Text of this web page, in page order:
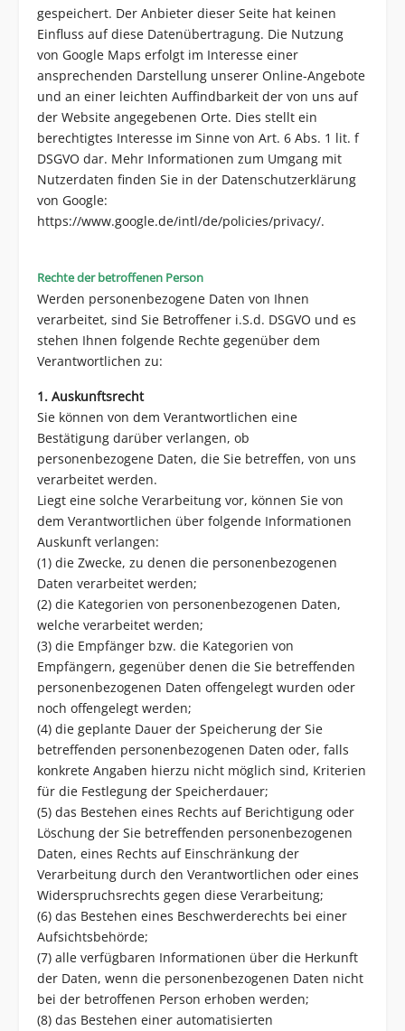
gespeichert. Der Anbieter dieser Seite hat keinen
Einfluss auf diese Datenübertragung. Die Nutzung
von Google Maps erfolgt im Interesse einer
ansprechenden Darstellung unserer Online-Angebote
und an einer leichten Auffindbarkeit der von uns auf
der Website angegebenen Orte. Dies stellt ein
berechtigtes Interesse im Sinne von Art. 6 Abs. 1 lit. f
DSGVO dar. Mehr Informationen zum Umgang mit
Nutzerdaten finden Sie in der Datenschutzerklärung
von Google:
https://www.google.de/intl/de/policies/privacy/.
Rechte der betroffenen Person
Werden personenbezogene Daten von Ihnen
verarbeitet, sind Sie Betroffener i.S.d. DSGVO und es
stehen Ihnen folgende Rechte gegenüber dem
Verantwortlichen zu:
1. Auskunftsrecht
Sie können von dem Verantwortlichen eine
Bestätigung darüber verlangen, ob
personenbezogene Daten, die Sie betreffen, von uns
verarbeitet werden.
Liegt eine solche Verarbeitung vor, können Sie von
dem Verantwortlichen über folgende Informationen
Auskunft verlangen:
(1) die Zwecke, zu denen die personenbezogenen
Daten verarbeitet werden;
(2) die Kategorien von personenbezogenen Daten,
welche verarbeitet werden;
(3) die Empfänger bzw. die Kategorien von
Empfängern, gegenüber denen die Sie betreffenden
personenbezogenen Daten offengelegt wurden oder
noch offengelegt werden;
(4) die geplante Dauer der Speicherung der Sie
betreffenden personenbezogenen Daten oder, falls
konkrete Angaben hierzu nicht möglich sind, Kriterien
für die Festlegung der Speicherdauer;
(5) das Bestehen eines Rechts auf Berichtigung oder
Löschung der Sie betreffenden personenbezogenen
Daten, eines Rechts auf Einschränkung der
Verarbeitung durch den Verantwortlichen oder eines
Widerspruchsrechts gegen diese Verarbeitung;
(6) das Bestehen eines Beschwerderechts bei einer
Aufsichtsbehörde;
(7) alle verfügbaren Informationen über die Herkunft
der Daten, wenn die personenbezogenen Daten nicht
bei der betroffenen Person erhoben werden;
(8) das Bestehen einer automatisierten